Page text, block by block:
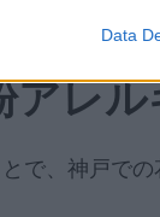
Data
することで
アレ
で、神戸で